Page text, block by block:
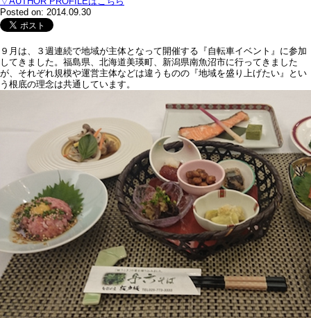
Posted on: 2014.09.30
９月は、３週連続で地域が主体となって開催する『自転車イベント』に参加
してきました。福島県、北海道美瑛町、新潟県南魚沼市に行ってきました
が、それぞれ規模や運営主体などは違うものの『地域を盛り上げたい』とい
う根底の理念は共通しています。